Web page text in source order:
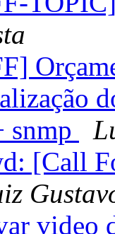
[Call
video